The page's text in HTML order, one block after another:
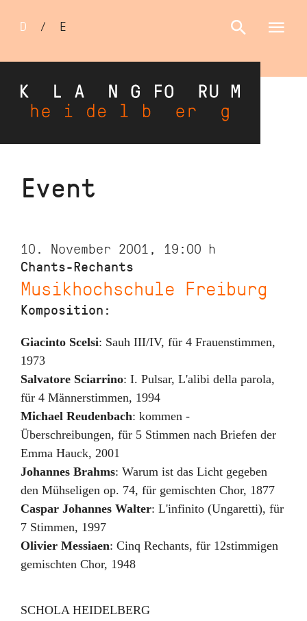
Skip
Sprachumschalter
D / E
Event
10. November 2001, 19:00 h
Chants-Rechants
Musikhochschule Freiburg
Komposition:
Giacinto Scelsi: Sauh III/IV, für 4 Frauenstimmen,
1973
Salvatore Sciarrino: I. Pulsar, L'alibi della parola,
für 4 Männerstimmen, 1994
Michael Reudenbach: kommen -
Überschreibungen, für 5 Stimmen nach Briefen der
Emma Hauck, 2001
Johannes Brahms: Warum ist das Licht gegeben
den Mühseligen op. 74, für gemischten Chor, 1877
Caspar Johannes Walter: L'infinito (Ungaretti), für
7 Stimmen, 1997
Olivier Messiaen: Cinq Rechants, für 12stimmigen
gemischten Chor, 1948
SCHOLA HEIDELBERG